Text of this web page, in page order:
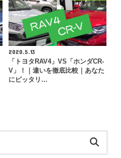
2020.5.13
「トヨタRAV4」VS「ホンダCR-
V」！｜違いを徹底比較｜あなた
にピッタリ…